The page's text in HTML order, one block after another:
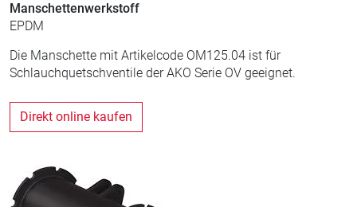
Manschettenwerkstoff
EPDM
Die Manschette mit Artikelcode OM125.04 ist für
Schlauchquetschventile der AKO Serie OV geeignet.
Direkt online kaufen